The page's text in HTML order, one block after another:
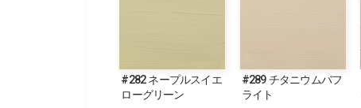
#282 ネープルスイエ
ローグリーン
#289 チタニウムバフ
ライト